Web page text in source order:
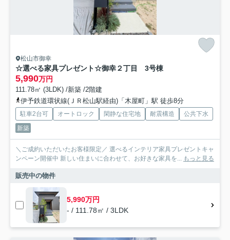
松山市御幸
☆選べる家具プレゼント☆御幸２丁目 3号棟
5,990万円
111.78㎡ (3LDK) /新築 /2階建
伊予鉄道環状線(ＪＲ松山駅経由)「木屋町」駅 徒歩8分
駐車2台可 オートロック 閑静な住宅地 耐震構造
公共下水
新築
＼ご成約いただいたお客様限定／ 選べるインテリア家具プレゼントキャ
ンペーン開催中 新しい住まいに合わせて、お好きな家具を... もっと見る
販売中の物件
5,990万円
- / 111.78㎡ / 3LDK